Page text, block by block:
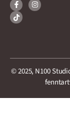
© 2025, N100